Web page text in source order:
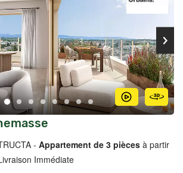
- Appartement de 3 pièces à partir
Immédiate